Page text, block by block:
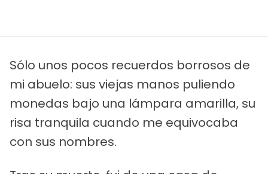
Sólo unos pocos recuerdos borrosos de
mi abuelo: sus viejas manos puliendo
monedas bajo una lámpara amarilla, su
risa tranquila cuando me equivocaba
con sus nombres.